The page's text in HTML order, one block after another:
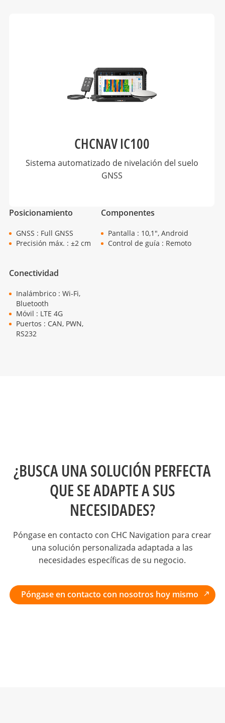
CHCNAV IC100
Sistema automatizado de nivelación del suelo
GNSS
Posicionamiento
GNSS : Full GNSS
Precisión máx. : ±2 cm
Componentes
Pantalla : 10,1", Android
Control de guía : Remoto
Conectividad
Inalámbrico : Wi-Fi,
Bluetooth
Móvil : LTE 4G
Puertos : CAN, PWN,
RS232
¿BUSCA UNA SOLUCIÓN PERFECTA
QUE SE ADAPTE A SUS
NECESIDADES?
Póngase en contacto con CHC Navigation para crear
una solución personalizada adaptada a las
necesidades específicas de su negocio.
Póngase en contacto con nosotros hoy mismo